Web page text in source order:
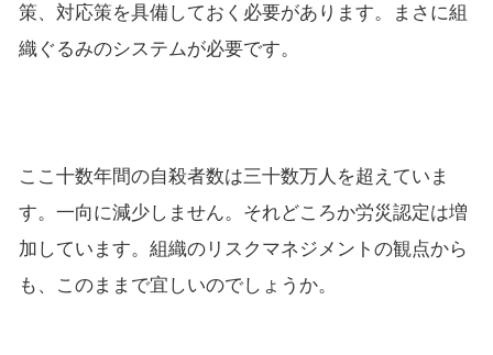
策、対応策を具備しておく必要があります。まさに組
織ぐるみのシステムが必要です。
ここ十数年間の自殺者数は三十数万人を超えていま
す。一向に減少しません。それどころか労災認定は増
加しています。組織のリスクマネジメントの観点から
も、このままで宜しいのでしょうか。